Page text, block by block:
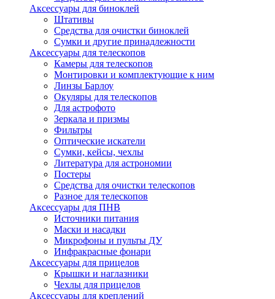
Аксессуары для биноклей
Штативы
Средства для очистки биноклей
Сумки и другие принадлежности
Аксессуары для телескопов
Камеры для телескопов
Монтировки и комплектующие к ним
Линзы Барлоу
Окуляры для телескопов
Для астрофото
Зеркала и призмы
Фильтры
Оптические искатели
Сумки, кейсы, чехлы
Литература для астрономии
Постеры
Средства для очистки телескопов
Разное для телескопов
Аксессуары для ПНВ
Источники питания
Маски и насадки
Микрофоны и пульты ДУ
Инфракрасные фонари
Аксессуары для прицелов
Крышки и наглазники
Чехлы для прицелов
Аксессуары для креплений